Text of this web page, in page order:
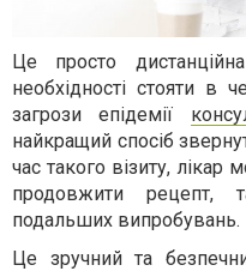
Це просто
необхідності стояти в
загрози епідемії
найкращий спосіб
час такого візиту, лікар
продовжити рецепт,
подальших випробувань.
Це зручний та